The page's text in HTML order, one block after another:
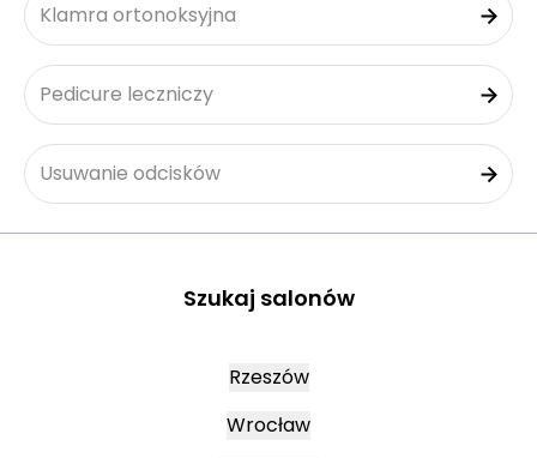
Klamra ortonoksyjna
Pedicure leczniczy
Usuwanie odcisków
Szukaj salonów
Rzeszów
Wrocław